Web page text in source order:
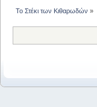
Το Στέκι των Κιθαρωδών »